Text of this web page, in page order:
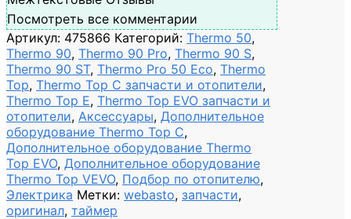
Посмотреть все комментарии
Артикул: 475866 Категорий: Thermo 50,
Thermo 90, Thermo 90 Pro, Thermo 90 S,
Thermo 90 ST, Thermo Pro 50 Eco, Thermo
Top, Thermo Top C запчасти и отопители,
Thermo Top E, Thermo Top EVO запчасти и
отопители, Аксессуары, Дополнительное
оборудование Thermo Top C,
Дополнительное оборудование Thermo
Top EVO, Дополнительное оборудование
Thermo Top VEVO, Подбор по отопителю,
Электрика Метки: webasto, запчасти,
оригинал, таймер